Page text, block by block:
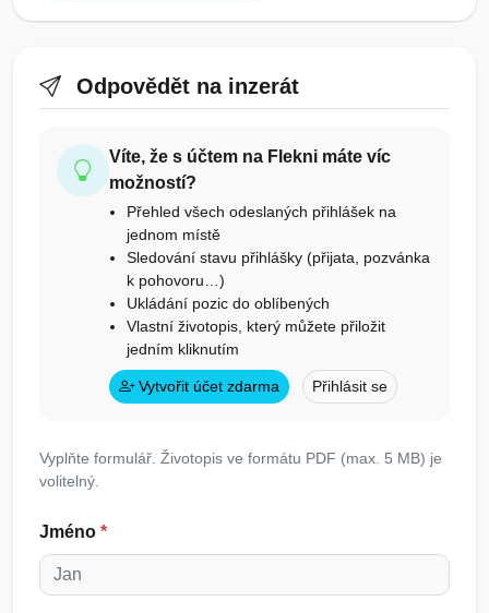
Odpovědět na inzerát
Víte, že s účtem na Flekni máte víc
možností?
Přehled všech odeslaných přihlášek na
jednom místě
Sledování stavu přihlášky (přijata, pozvánka
k pohovoru…)
Ukládání pozic do oblíbených
Vlastní životopis, který můžete přiložit
jedním kliknutím
Vytvořit účet zdarma Přihlásit se
Vyplňte formulář. Životopis ve formátu PDF (max. 5 MB) je
volitelný.
Jméno *